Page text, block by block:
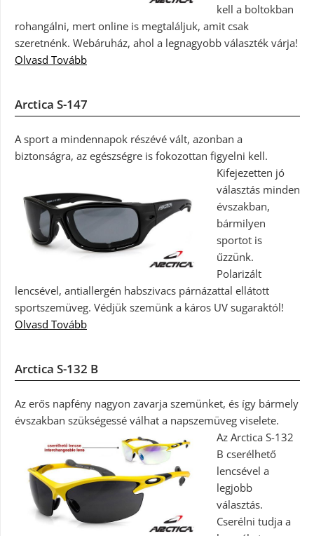
kell a boltokban
rohangálni, mert online is megtaláljuk, amit csak
szeretnénk. Webáruház, ahol a legnagyobb választék várja!
Olvasd Tovább
Arctica S-147
A sport a mindennapok részévé vált, azonban a
biztonságra, az egészségre is fokozottan figyelni kell.
Kifejezetten jó
választás minden
évszakban,
bármilyen
sportot is
űzzünk.
Polarizált
lencsével, antiallergén habszivacs párnázattal ellátott
sportszemüveg. Védjük szemünk a káros UV sugaraktól!
Olvasd Tovább
Arctica S-132 B
Az erős napfény nagyon zavarja szemünket, és így bármely
évszakban szükségessé válhat a napszemüveg viselete.
Az Arctica S-132
B cserélhető
lencsével a
legjobb
választás.
Cserélni tudja a